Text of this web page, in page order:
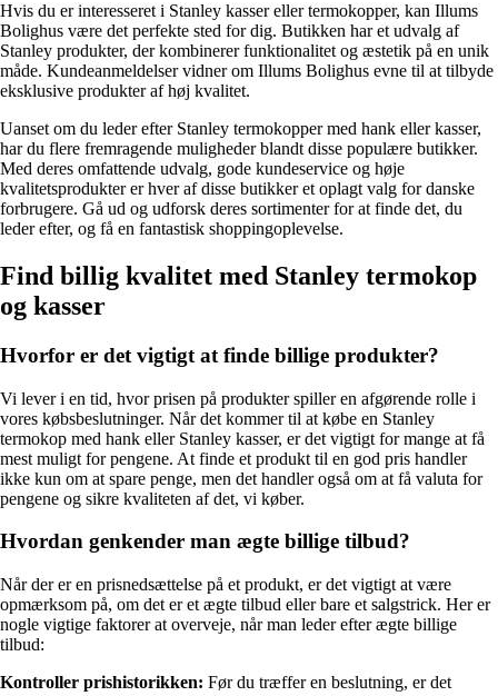
Hvis du er interesseret i Stanley kasser eller termokopper, kan Illums
Bolighus være det perfekte sted for dig. Butikken har et udvalg af
Stanley produkter, der kombinerer funktionalitet og æstetik på en unik
måde. Kundeanmeldelser vidner om Illums Bolighus evne til at tilbyde
eksklusive produkter af høj kvalitet.
Uanset om du leder efter Stanley termokopper med hank eller kasser,
har du flere fremragende muligheder blandt disse populære butikker.
Med deres omfattende udvalg, gode kundeservice og høje
kvalitetsprodukter er hver af disse butikker et oplagt valg for danske
forbrugere. Gå ud og udforsk deres sortimenter for at finde det, du
leder efter, og få en fantastisk shoppingoplevelse.
Find billig kvalitet med Stanley termokop
og kasser
Hvorfor er det vigtigt at finde billige produkter?
Vi lever i en tid, hvor prisen på produkter spiller en afgørende rolle i
vores købsbeslutninger. Når det kommer til at købe en Stanley
termokop med hank eller Stanley kasser, er det vigtigt for mange at få
mest muligt for pengene. At finde et produkt til en god pris handler
ikke kun om at spare penge, men det handler også om at få valuta for
pengene og sikre kvaliteten af det, vi køber.
Hvordan genkender man ægte billige tilbud?
Når der er en prisnedsættelse på et produkt, er det vigtigt at være
opmærksom på, om det er et ægte tilbud eller bare et salgstrick. Her er
nogle vigtige faktorer at overveje, når man leder efter ægte billige
tilbud:
Kontroller prishistorikken: Før du træffer en beslutning, er det